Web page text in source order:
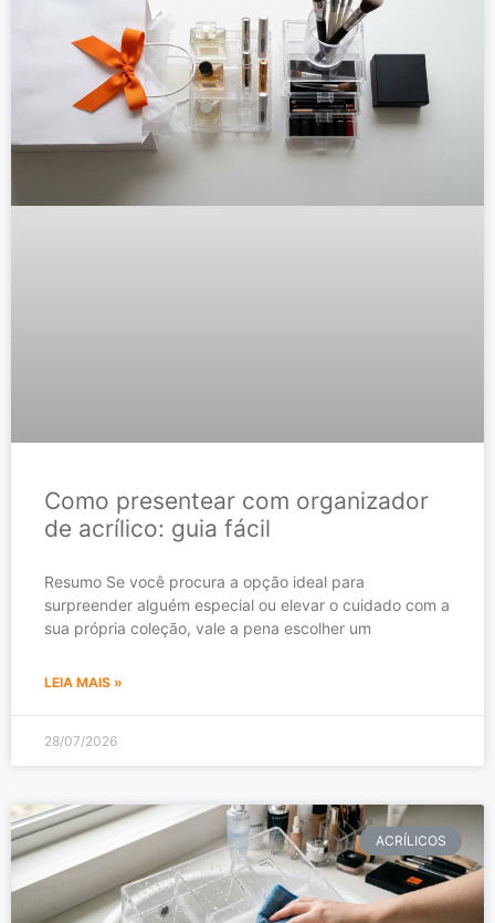
Como presentear com organizador
de acrílico: guia fácil
Resumo Se você procura a opção ideal para
surpreender alguém especial ou elevar o cuidado com a
sua própria coleção, vale a pena escolher um
LEIA MAIS »
28/07/2026
ACRÍLICOS